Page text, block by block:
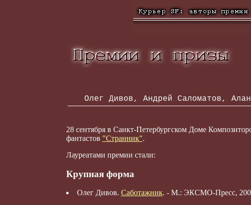
Олег Дивов, Андрей Саломатов,
28 сентября в Санкт-Петербургском Доме
фантастов "Странник".
Лауреатами премии стали:
Крупная форма
Олег Дивов. Саботажник. - М.: ЭКСМО-Пресс,